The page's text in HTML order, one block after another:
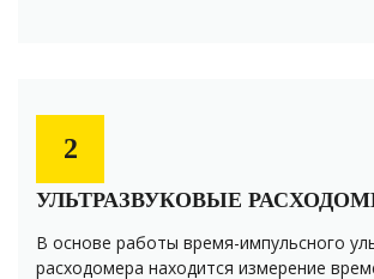
2
УЛЬТРАЗВУКОВЫЕ
В основе работы время-импульсного
расходомера находится измерение